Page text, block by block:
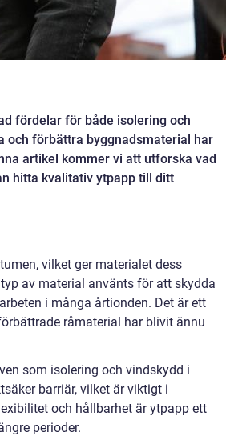
fördelar för både isolering och
och förbättra byggnadsmaterial har
artikel kommer vi att utforska vad
hitta kvalitativ ytpapp till ditt
vilket ger materialet dess
av material använts för att skydda
i många årtionden. Det är ett
råmaterial har blivit ännu
som isolering och vindskydd i
barriär, vilket är viktigt i
och hållbarhet är ytpapp ett
perioder.